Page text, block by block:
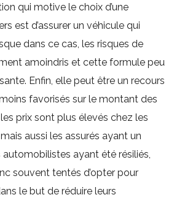
qui motive le choix d’une
est d’assurer un véhicule qui
dans ce cas, les risques de
amoindris et cette formule peu
Enfin, elle peut être un recours
favorisés sur le montant des
prix sont plus élevés chez les
aussi les assurés ayant un
ayant été résiliés,
souvent tentés d’opter pour
le but de réduire leurs